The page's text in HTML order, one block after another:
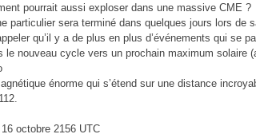
pourrait aussi exploser dans une massive CME ?
particulier sera terminé dans quelques jours lors de
qu’il y a de plus en plus d’événements qui se
le nouveau cycle vers un prochain maximum solaire
énorme qui s’étend sur une distance
octobre 2156 UTC